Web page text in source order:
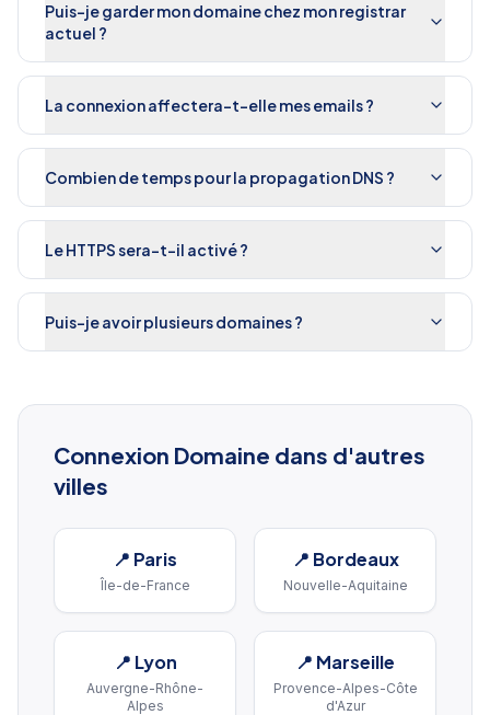
Puis-je garder mon domaine chez mon registrar
actuel ?
La connexion affectera-t-elle mes emails ?
Combien de temps pour la propagation DNS ?
Le HTTPS sera-t-il activé ?
Puis-je avoir plusieurs domaines ?
Connexion Domaine dans d'autres
villes
📍 Paris
Île-de-France
📍 Bordeaux
Nouvelle-Aquitaine
📍 Lyon
Auvergne-Rhône-
Alpes
📍 Marseille
Provence-Alpes-Côte
d'Azur